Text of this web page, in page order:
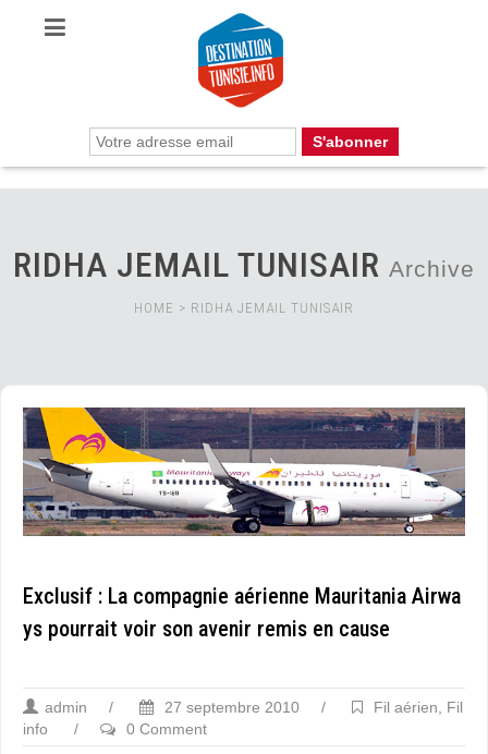
RIDHA JEMAIL TUNISAIR Archive
HOME > RIDHA JEMAIL TUNISAIR
Exclusif : La compagnie aérienne Mauritania Airwa
ys pourrait voir son avenir remis en cause
admin / 27 septembre 2010 / Fil aérien
Fil
info
/ 0 Comment